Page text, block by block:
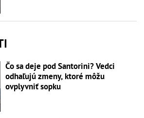
Čo sa deje pod Santorini? Vedci
odhaľujú zmeny, ktoré môžu
ovplyvniť sopku